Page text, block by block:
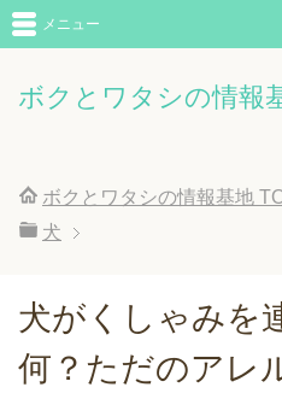
ボクとワタシの情報
メニュー
ボクとワタシの情報基地
犬
犬がくしゃみを
何？ただのアレ